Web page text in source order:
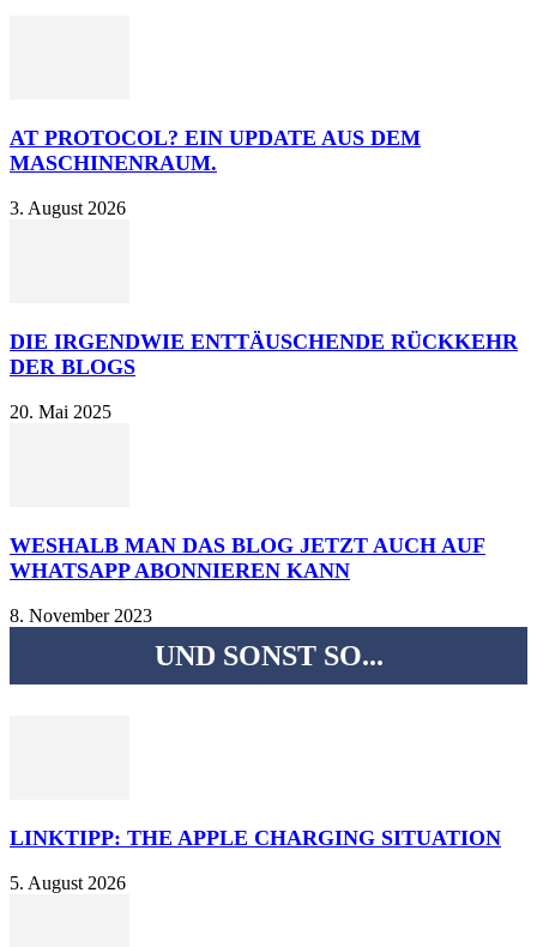
AT PROTOCOL? EIN UPDATE AUS DEM
MASCHINENRAUM.
3. August 2026
DIE IRGENDWIE ENTTÄUSCHENDE RÜCKKEHR
DER BLOGS
20. Mai 2025
WESHALB MAN DAS BLOG JETZT AUCH AUF
WHATSAPP ABONNIEREN KANN
8. November 2023
UND SONST SO...
LINKTIPP: THE APPLE CHARGING SITUATION
5. August 2026